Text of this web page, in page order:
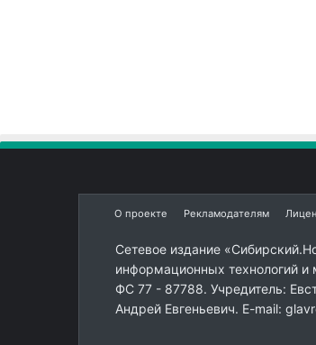
О проекте Рекламодателям
Сетевое издание
информационных технологий
ФС 77 - 87788. Учредитель:
Андрей Евгеньевич. E-mail: